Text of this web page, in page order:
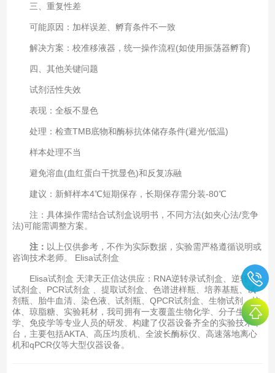
三、重复性差
可能原因‌：加样误差、孵育条件不一致‌
解决方案‌：校准移液器，统一操作流程(如使用振荡器孵育)‌
四、其他关键问题
试剂活性失效‌
表现：全板不显色‌
处理：检查TMB底物和酶标抗体储存条件(避光/低温)‌
样本处理不当‌
避免溶血(血红蛋白干扰显色)和反复冻融
建议：新鲜样本4℃短期保存，长期保存需分装-80℃
注：具体操作需结合试剂盒说明书，不同方法(如夹心法/竞争
法)可能需调整方案‌。
注： 以上仅供参考，不作为实际数据，实验需严格遵循说明或
咨询技术老师。 Elisa试剂盒
Elisa试剂盒 天津天正信达供应：RNA逆转录试剂盒、逆转录
试剂盒、PCR试剂盒 、提取试剂盒、色谱进样瓶、培养基瓶、试
剂瓶、胎牛血清、染色液、试剂瓶、QPCR试剂盒、生物试剂、抗
体、琼脂糖、实验耗材，我司拥有一支覆盖生物化学、分子生物
学、免疫学等专业人员的研发、构建了仪器设备齐全的实验技术平
台，主要包括AKTA、高压均质机、全波长酶标仪、高速落地离心
机和qPCR仪等大型仪器设备。